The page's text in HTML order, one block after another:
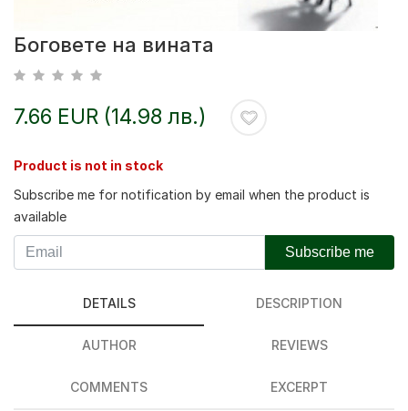
Боговете на вината
7.66 EUR (14.98 лв.)
Product is not in stock
Subscribe me for notification by email when the product is
available
Subscribe me
DETAILS DESCRIPTION
AUTHOR REVIEWS
COMMENTS EXCERPT